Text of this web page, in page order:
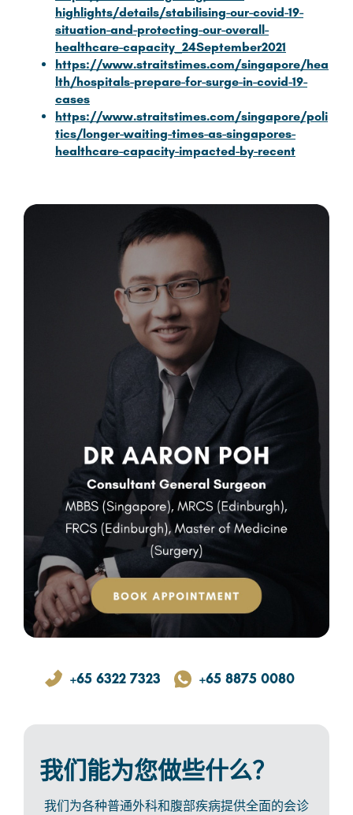
highlights/details/stabilising-our-covid-19-
situation-and-protecting-our-overall-
healthcare-capacity_24September2021
https://www.straitstimes.com/singapore/hea
lth/hospitals-prepare-for-surge-in-covid-19-
cases
https://www.straitstimes.com/singapore/poli
tics/longer-waiting-times-as-singapores-
healthcare-capacity-impacted-by-recent
+65 6322 7323 +65 8875 0080
我们能为您做些什么？
我们为各种普通外科和腹部疾病提供全面的会诊